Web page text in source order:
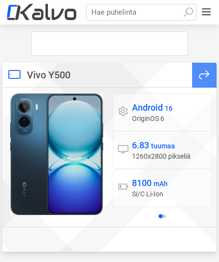
Hae puhelinta
Vivo Y500
Käyttöjärjestelmä
Android 16
OriginOS 6
Näyttö
6.83 tuumaa
1260x2800 pikseliä
Akku
8100 mAh
Si/C Li-Ion